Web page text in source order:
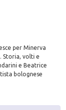
per Minerva
Storia, volti e
e Beatrice
bolognese